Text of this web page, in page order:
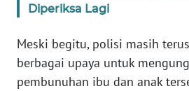
Diperiksa Lagi
Meski begitu, polisi masih
berbagai upaya untuk
pembunuhan ibu dan anak
KAMI
PEDOMAN